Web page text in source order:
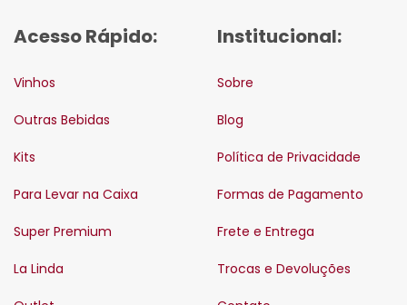
Acesso Rápido:
Vinhos
Outras Bebidas
Kits
Para Levar na Caixa
Super Premium
La Linda
Institucional:
Sobre
Blog
Política de Privacidade
Formas de Pagamento
Frete e Entrega
Trocas e Devoluções